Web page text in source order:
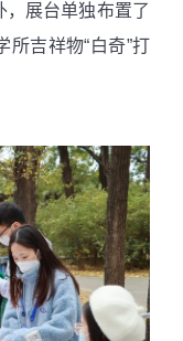
展台单独布置了
所吉祥物“白奇”打